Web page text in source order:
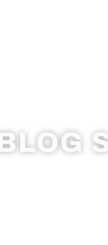
BLOG